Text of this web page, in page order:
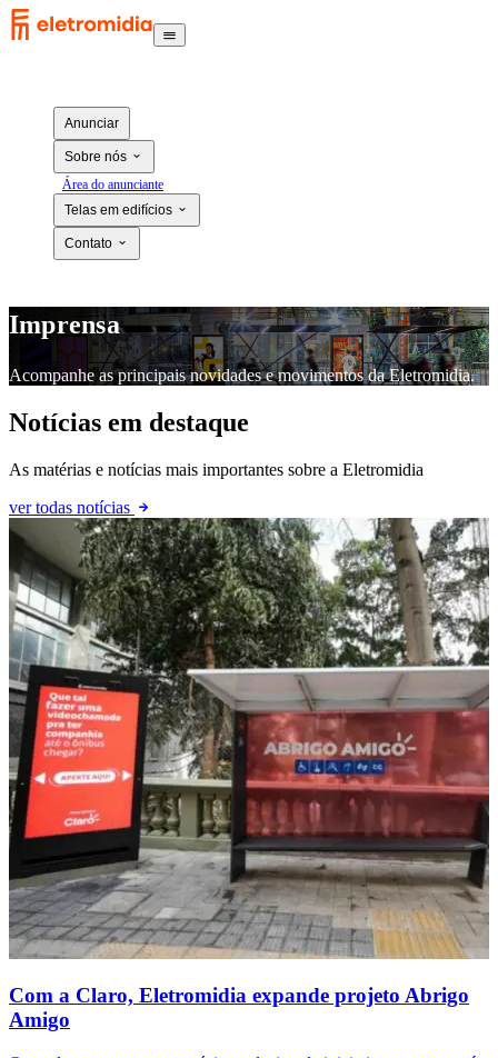
Anunciar
Sobre nós
Área do anunciante
Telas em edifícios
Contato
Imprensa
Acompanhe as principais novidades e movimentos da Eletromidia.
Notícias em destaque
As matérias e notícias mais importantes sobre a Eletromidia
ver todas notícias
Com a Claro, Eletromidia expande projeto Abrigo
Amigo